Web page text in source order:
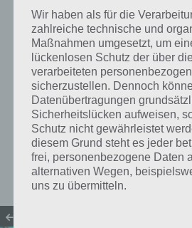
(Dezember 2023)
Alle Lösungen
LÖSUNGEN 30.
4 Bilder 1 Wort
(November
Alle Lösungen
LÖSUNGEN 31.
DIE NEUSTEN TIPPS
Wir haben als für die
zahlreiche technische und
Maßnahmen umgesetzt, um
lückenlosen Schutz der über
verarbeiteten
sicherzustellen. Dennoch
Datenübertragungen
Sicherheitslücken aufweisen,
Schutz nicht gewährleistet
diesem Grund steht es jeder
frei, personenbezogene Daten
alternativen Wegen,
uns zu übermitteln.